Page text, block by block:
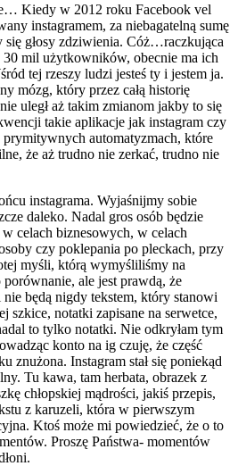
Kiedy w 2012 roku Facebook vel
instagramem, za niebagatelną sumę
się głosy zdziwienia. Cóż…raczkująca
30 mil użytkowników, obecnie ma ich
tej rzeszy ludzi jesteś ty i jestem ja.
mózg, który przez całą historię
uległ aż takim zmianom jakby to się
takie aplikacje jak instagram czy
prymitywnych automatyzmach, które
że aż trudno nie zerkać, trudno nie
instagrama. Wyjaśnijmy sobie
daleko. Nadal gros osób będzie
celach biznesowych, w celach
czy poklepania po pleckach, przy
myśli, którą wymyśliliśmy na
ale jest prawdą, że
będą nigdy tekstem, który stanowi
szkice, notatki zapisane na serwetce,
to tylko notatki. Nie odkryłam tym
konto na ig czuję, że część
znużona. Instagram stał się poniekąd
Tu kawa, tam herbata, obrazek z
chłopskiej mądrości, jakiś przepis,
z karuzeli, która w pierwszym
Ktoś może mi powiedzieć, że o to
Proszę Państwa- momentów